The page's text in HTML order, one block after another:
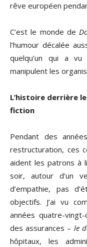
rêve européen
C’est le monde de
l’humour décalée
quelqu’un qui a
manipulent les
L’histoire derrière
fiction
Pendant des
restructuration, ces
aident les patrons à
soir, autour d’un
d’empathie, pas
objectifs. J’ai vu
années quatre-
des assurances – le
hôpitaux, les